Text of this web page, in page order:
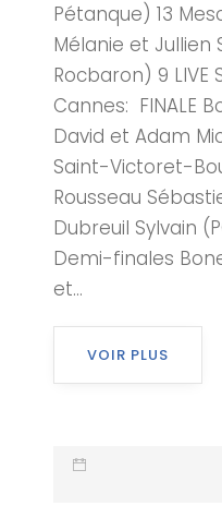
Pétanque) 13
Mélanie et Jullien
Rocbaron) 9 LIVE
Cannes: FINALE
David et Adam
Saint-Victoret-
Rousseau
Dubreuil Sylvain
Demi-finales
et...
VOIR PLUS